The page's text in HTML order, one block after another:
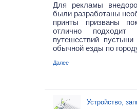
Для рекламы
были разработаны
принты призваны
отлично
путешествий
обычной езды по
Далее
Устройство,